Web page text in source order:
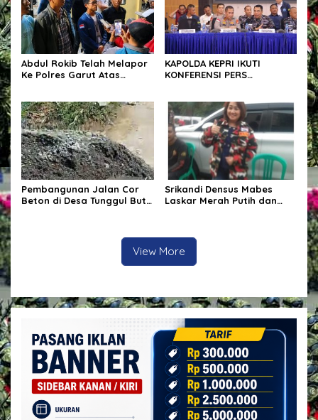
Abdul Rokib Telah Melapor
Ke Polres Garut Atas
Yang Dilakukan Oleh
Beberapa Orang Massa
Berjumlah Sekitar 50
Orang
KAPOLDA KEPRI IKUTI
KONFERENSI PERS
KETAMINE DI PERAIRAN
BATAM
Pembangunan Jalan Cor
Beton di Desa Tunggul Bute
Srikandi Densus Mabes
Laskar Merah Putih dan
Tahun ke-60
View More